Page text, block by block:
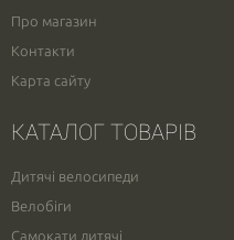
Про магазин
Контакти
Карта сайту
КАТАЛОГ ТОВАРІВ
Дитячі велосипеди
Велобіги
Самокати дитячі